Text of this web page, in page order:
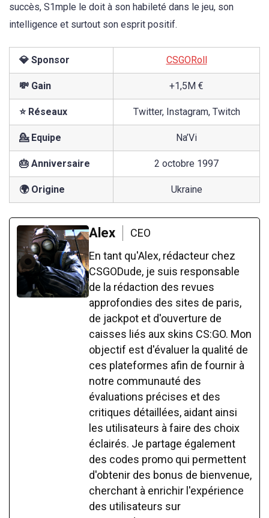
succès, S1mple le doit à son habileté dans le jeu, son
intelligence et surtout son esprit positif.
💎 Sponsor CSGORoll
💸 Gain +1,5M €
⭐ Réseaux Twitter, Instagram, Twitch
💁 Equipe Na’Vi
🎂 Anniversaire 2 octobre 1997
🌍 Origine Ukraine
Alex
CEO
En tant qu'Alex, rédacteur chez
CSGODude, je suis responsable
de la rédaction des revues
approfondies des sites de paris,
de jackpot et d'ouverture de
caisses liés aux skins CS:GO. Mon
objectif est d'évaluer la qualité de
ces plateformes afin de fournir à
notre communauté des
évaluations précises et des
critiques détaillées, aidant ainsi
les utilisateurs à faire des choix
éclairés. Je partage également
des codes promo qui permettent
d'obtenir des bonus de bienvenue,
cherchant à enrichir l'expérience
des utilisateurs sur